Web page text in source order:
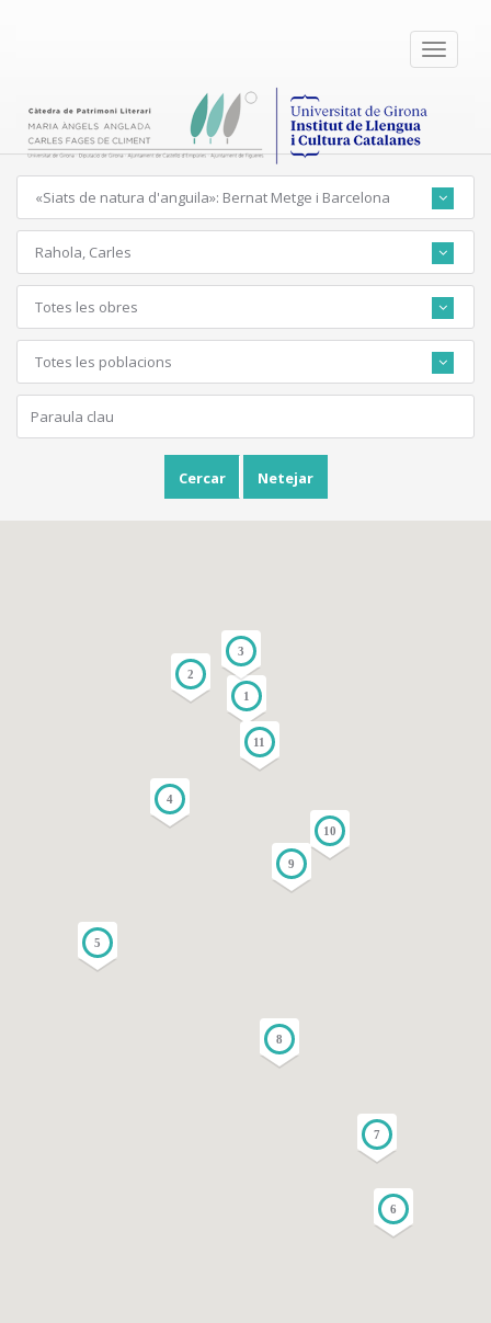
Toggle
«Siats de natura d'anguila»: Bernat Metge i Barcelona
Rahola, Carles
Totes les obres
Totes les poblacions
Cercar Netejar
1
2
3
4
5
6
7
8
9
10
11